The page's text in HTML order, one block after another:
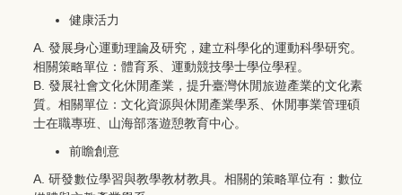
健康活力
A. 發展身心運動理論及研究，建立科學化的運動科學研究。
相關策略單位：體育系、運動競技學士學位學程。
B. 發展社會文化休閒產業，提升臺灣休閒旅遊產業的文化素
質。相關單位：文化資源與休閒產業學系、休閒事業管理碩
士在職專班、山海部落遊憩教育中心。
前瞻創意
A. 研發數位學習與教學教材教具。相關的策略單位有：數位